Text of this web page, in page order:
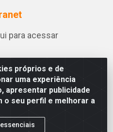
próprios e de
uma experiência
apresentar publicidade
o seu perfil e melhorar a
para acessar
de Souza Leite, 265 - Ariado,
- CEP 57.442-000 - CNPJ
0001-06